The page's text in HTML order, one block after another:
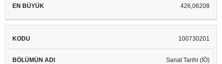
426,06208
100730201
Sanat Tarihi (İÖ)